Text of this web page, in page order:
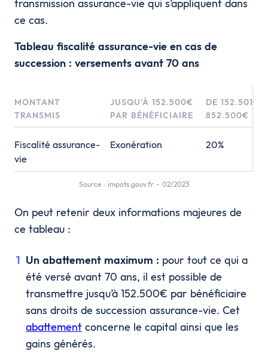
transmission assurance-vie qui s’appliquent dans
ce cas.
Tableau fiscalité assurance-vie en cas de
succession : versements avant 70 ans
MONTANT
TRANSMIS
JUSQU’À 152.500€
PAR BÉNÉFICIAIRE
DE 152.501€
852.500€
Fiscalité assurance-
vie
Exonération 20%
Source : impots.gouv.fr - 02/2023
On peut retenir deux informations majeures de
ce tableau :
Un abattement maximum : pour tout ce qui a
été versé avant 70 ans, il est possible de
transmettre jusqu’à 152.500€ par bénéficiaire
sans droits de succession assurance-vie. Cet
abattement concerne le capital ainsi que les
gains générés.